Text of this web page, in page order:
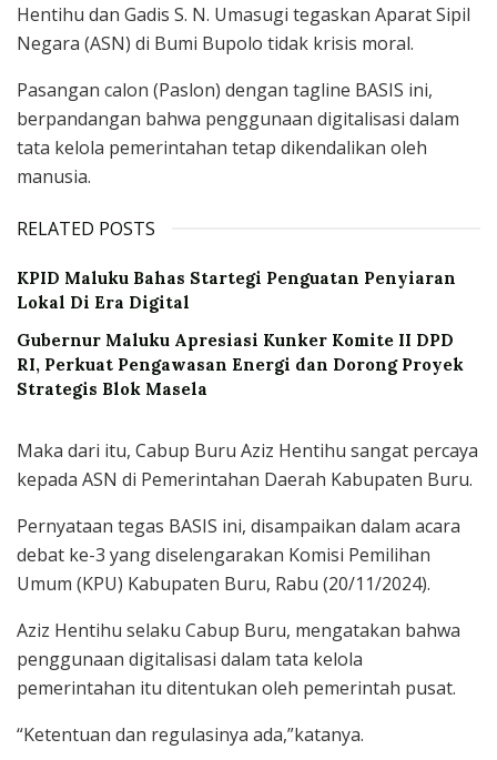
Hentihu dan Gadis S. N. Umasugi tegaskan Aparat Sipil
Negara (ASN) di Bumi Bupolo tidak krisis moral.
Pasangan calon (Paslon) dengan tagline BASIS ini,
berpandangan bahwa penggunaan digitalisasi dalam
tata kelola pemerintahan tetap dikendalikan oleh
manusia.
RELATED POSTS
KPID Maluku Bahas Startegi Penguatan Penyiaran
Lokal Di Era Digital
Gubernur Maluku Apresiasi Kunker Komite II DPD
RI, Perkuat Pengawasan Energi dan Dorong Proyek
Strategis Blok Masela
Maka dari itu, Cabup Buru Aziz Hentihu sangat percaya
kepada ASN di Pemerintahan Daerah Kabupaten Buru.
Pernyataan tegas BASIS ini, disampaikan dalam acara
debat ke-3 yang diselengarakan Komisi Pemilihan
Umum (KPU) Kabupaten Buru, Rabu (20/11/2024).
Aziz Hentihu selaku Cabup Buru, mengatakan bahwa
penggunaan digitalisasi dalam tata kelola
pemerintahan itu ditentukan oleh pemerintah pusat.
“Ketentuan dan regulasinya ada,”katanya.